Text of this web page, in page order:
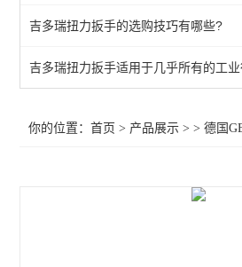
扭力测试仪
接地螺柱扳手
吉多瑞扭力扳手的选购技巧有哪些?
吉多瑞扭力扳手适用于几乎所有的工
你的位置：首页 > 产品展示 > >德国